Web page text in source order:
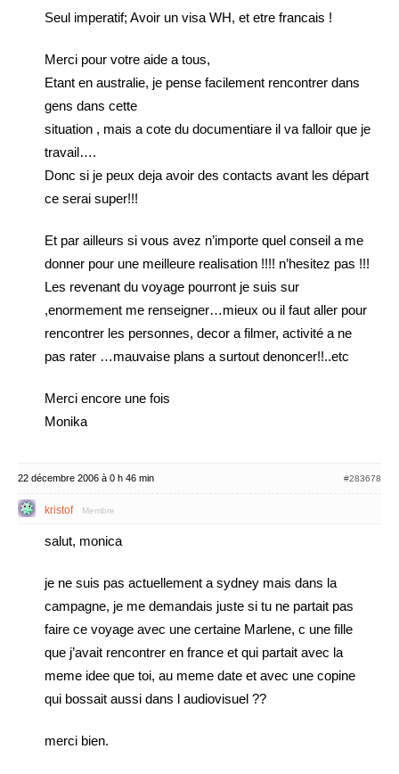
Seul imperatif; Avoir un visa WH, et etre francais !
Merci pour votre aide a tous,
Etant en australie, je pense facilement rencontrer dans
gens dans cette
situation , mais a cote du documentiare il va falloir que je
travail….
Donc si je peux deja avoir des contacts avant les départ
ce serai super!!!
Et par ailleurs si vous avez n’importe quel conseil a me
donner pour une meilleure realisation !!!! n’hesitez pas !!!
Les revenant du voyage pourront je suis sur
,enormement me renseigner…mieux ou il faut aller pour
rencontrer les personnes, decor a filmer, activité a ne
pas rater …mauvaise plans a surtout denoncer!!..etc
Merci encore une fois
Monika
22 décembre 2006 à 0 h 46 min #283678
kristof Membre
salut, monica
je ne suis pas actuellement a sydney mais dans la
campagne, je me demandais juste si tu ne partait pas
faire ce voyage avec une certaine Marlene, c une fille
que j’avait rencontrer en france et qui partait avec la
meme idee que toi, au meme date et avec une copine
qui bossait aussi dans l audiovisuel ??
merci bien.